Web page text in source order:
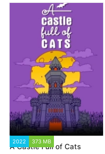
2022 373 MB
A Castle Full of Cats